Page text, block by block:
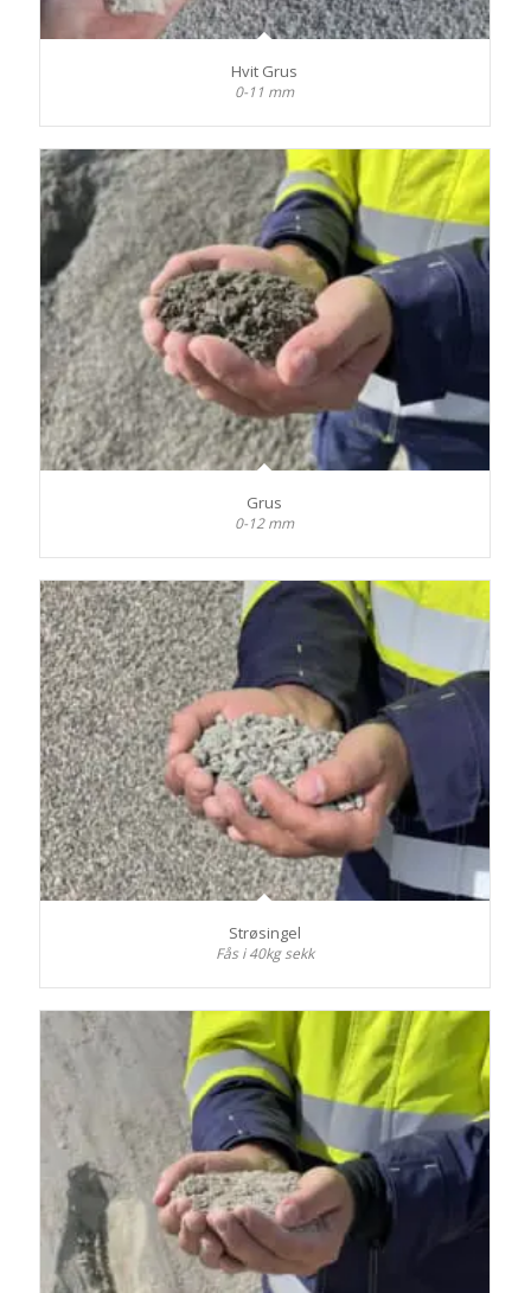
Hvit Grus
0-11 mm
Grus
0-12 mm
Strøsingel
Fås i 40kg sekk